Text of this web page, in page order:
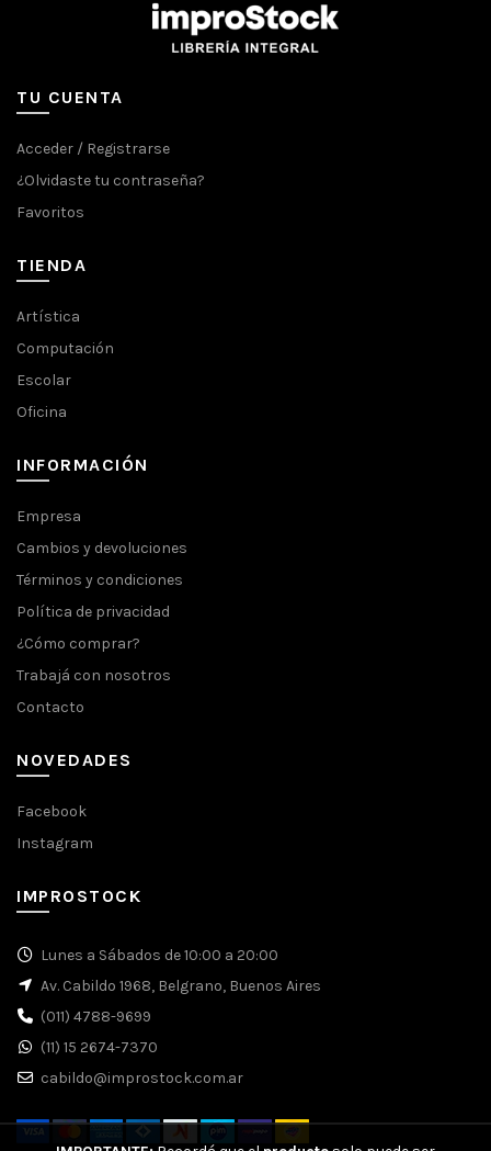
TU CUENTA
Acceder / Registrarse
¿Olvidaste tu contraseña?
Favoritos
TIENDA
Artística
Computación
Escolar
Oficina
INFORMACIÓN
Empresa
Cambios y devoluciones
Términos y condiciones
Política de privacidad
¿Cómo comprar?
Trabajá con nosotros
Contacto
NOVEDADES
Facebook
Instagram
IMPROSTOCK
Lunes a Sábados de 10:00 a 20:00
Av. Cabildo 1968, Belgrano, Buenos Aires
(011) 4788-9699
(11) 15 2674-7370
cabildo@improstock.com.ar